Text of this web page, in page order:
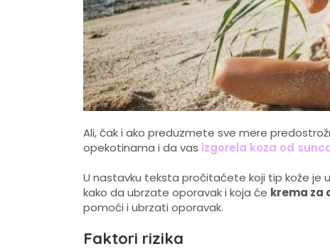
Ali, čak i ako preduzmete sve mere
opekotinama i da vas izgorela koza od
U nastavku teksta pročitaćete koji tip kože je
kako da ubrzate oporavak i koja će krema za
pomoći i ubrzati oporavak.
Faktori rizika